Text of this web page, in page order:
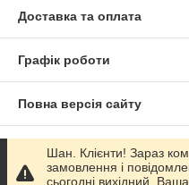
Доставка та оплата
Графік роботи
Повна версія сайту
Сайт створено на
Шан. Клієнти! Зараз
замовлення і
сьогодні вихідний.